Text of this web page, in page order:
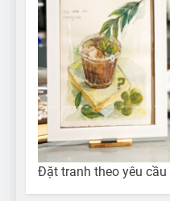
Đặt tranh theo yêu cầu